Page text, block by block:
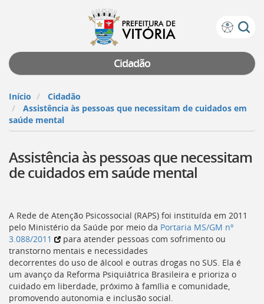
Prefeitura
Vitória
teclado:
para
a
página
de
de
acessibilidade
[]
a
página
inicial
do
Portal
[]
Ir
para
Cidadão
Início
Cidadão
Assistência às pessoas que necessitam de cuidados em
saúde mental
Assistência às pessoas que necessitam
de cuidados em saúde mental
A Rede de Atenção Psicossocial (RAPS) foi instituída em 2011
pelo Ministério da Saúde por meio da Portaria MS/GM nº
3.088/2011
para atender pessoas com sofrimento ou
transtorno mentais e necessidades
decorrentes do uso de álcool e outras drogas no SUS . Ela é
um avanço da Reforma Psiquiátrica Brasileira e prioriza o
cuidado em liberdade, próximo à família e comunidade,
promovendo autonomia e inclusão social.